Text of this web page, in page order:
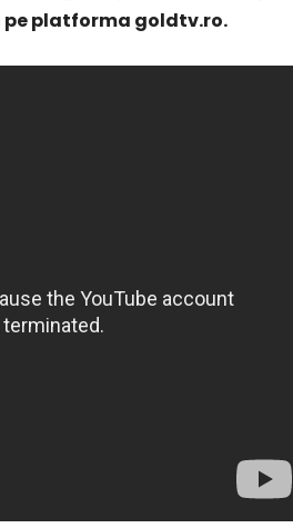
pe platforma goldtv.ro.